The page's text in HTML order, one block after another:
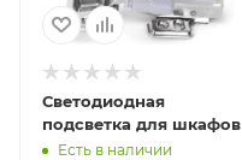
Светодиодная
подсветка для шкафов
Есть в наличии